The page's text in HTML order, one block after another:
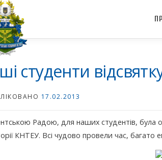
студенти
17.02.2013
Радою, для наших студентів, була
КНТЕУ. Всі чудово провели час, багато